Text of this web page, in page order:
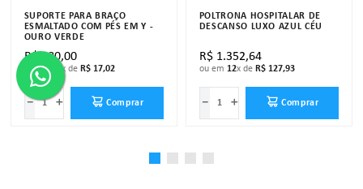
SUPORTE PARA BRAÇO
ESMALTADO COM PÉS EM Y -
OURO VERDE
R$ 180,00
ou em x de R$ 17,02
＋
－ Comprar
POLTRONA HOSPITALAR DE
DESCANSO LUXO AZUL CÉU
R$ 1.352,64
ou em 12x de R$ 127,93
＋
－ Comprar